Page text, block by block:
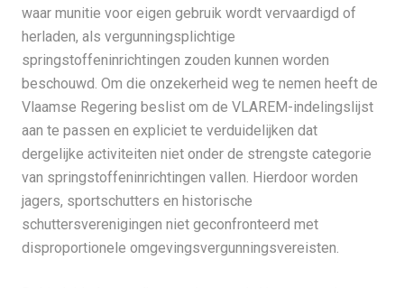
waar munitie voor eigen gebruik wordt vervaardigd of
herladen, als vergunningsplichtige
springstoffeninrichtingen zouden kunnen worden
beschouwd. Om die onzekerheid weg te nemen heeft de
Vlaamse Regering beslist om de VLAREM-indelingslijst
aan te passen en expliciet te verduidelijken dat
dergelijke activiteiten niet onder de strengste categorie
van springstoffeninrichtingen vallen. Hierdoor worden
jagers, sportschutters en historische
schuttersverenigingen niet geconfronteerd met
disproportionele omgevingsvergunningsvereisten.